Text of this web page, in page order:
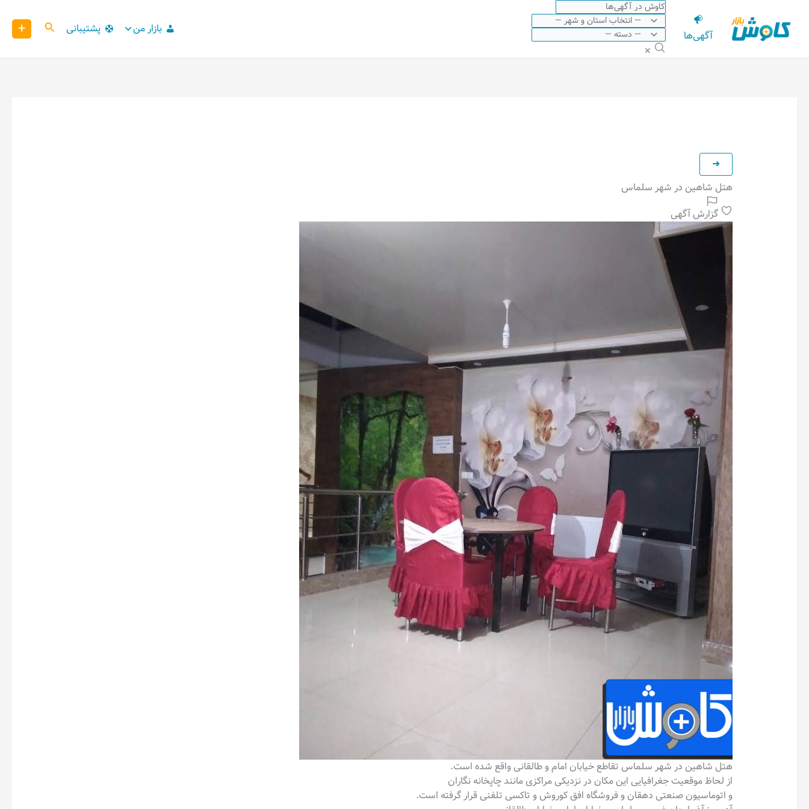
محتوا
آگهی‌ها
✕
بازار من پشتیبانی کاوش +
هتل شاهین در شهر سلماس
گزارش آگهی
هتل شاهین در شهر سلماس تقاطع خیابان امام و طالقانی واقع شده است.
از لحاظ موقعیت جغرافیایی این مکان در نزدیکی مراکزی مانند چاپخانه نگاران
و اتوماسیون صنعتی دهقان و فروشگاه افق کوروش و تاکسی تلفنی قرار گرفته است.